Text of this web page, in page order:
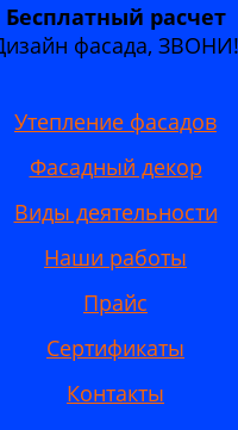
Бесплатный расчет
фасада, ЗВОНИ!
Утепление фасадов
Фасадный декор
Виды деятельности
Наши работы
Прайс
Сертификаты
Контакты